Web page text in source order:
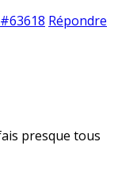
#63618 Répondre
presque tous